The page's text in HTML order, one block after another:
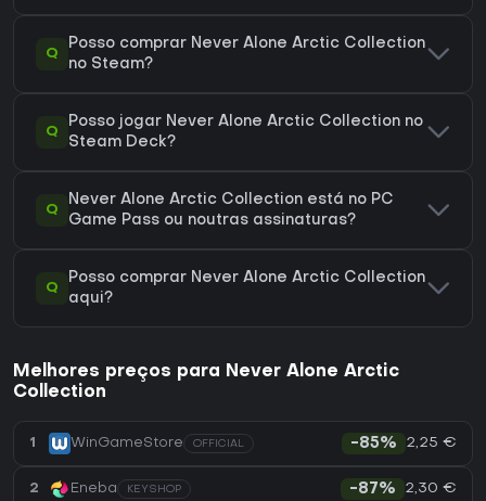
Q
Posso comprar Never Alone Arctic Collection
no Steam?
Q
Posso jogar Never Alone Arctic Collection no
Steam Deck?
Q
Never Alone Arctic Collection está no PC
Game Pass ou noutras assinaturas?
Q
Posso comprar Never Alone Arctic Collection
aqui?
Melhores preços para Never Alone Arctic
Collection
1 WinGameStore OFFICIAL -85% 2,25 €
2 Eneba KEYSHOP -87% 2,30 €